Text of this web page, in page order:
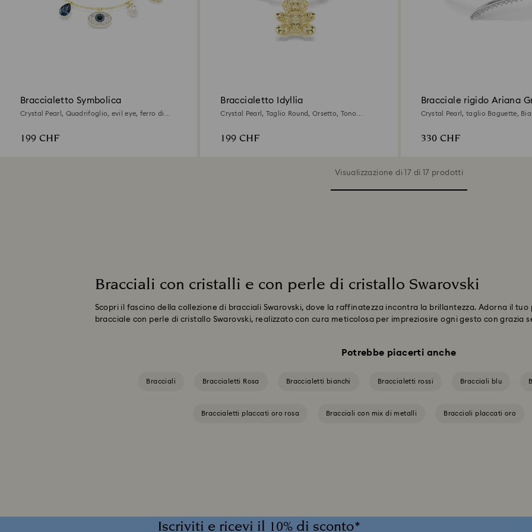
Braccialetto Symbolica
Crystal Pearl, Quadrifoglio, evil eye, ferro di
199 CHF
Braccialetto Idyllia
Crystal Pearl, Taglio Round, Orsetto, Tono
199 CHF
Bracciale rigido Ariana
Swarovski
Crystal Pearl, taglio Baguette,
330 CHF
Visualizzazione di 17 di 17 prodotti
Bracciali con cristalli e con perle di cristallo Swarovski
Scopri il fascino della collezione di bracciali Swarovski, dove la raffinatezza incontra la brillantezza. Adorna il
bracciale con perle di cristallo Swarovski, realizzato con cura meticolosa per impreziosire ogni gesto con grazia
Potrebbe piacerti anche
Bracciali Braccialetti Rosa Braccialetti bianchi Braccialetti rossi Bracciali blu
Braccialetti placcati oro rosa Bracciali con mix di metalli Bracciali placcati oro
Iscriviti e ricevi il 10% di sconto*